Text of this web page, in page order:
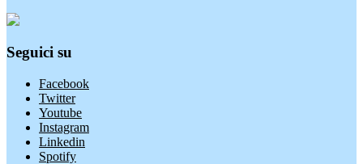
Seguici su
Facebook
Twitter
Youtube
Instagram
Linkedin
Spotify